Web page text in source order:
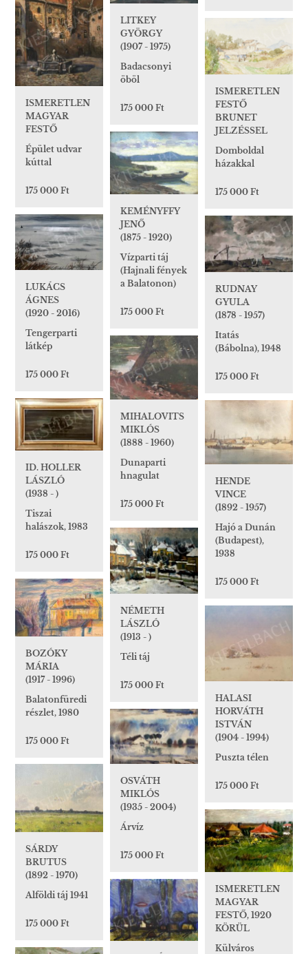
LITKEY
GYÖRGY
(1907 - 1975)
Badacsonyi
öböl
175 000 Ft
ISMERETLEN
MAGYAR
FESTŐ
Épület udvar
kúttal
175 000 Ft
ISMERETLEN
FESTŐ
BRUNET
JELZÉSSEL
Domboldal
házakkal
175 000 Ft
KEMÉNYFFY
JENŐ
(1875 - 1920)
Vízparti táj
(Hajnali fények
a Balatonon)
175 000 Ft
LUKÁCS
ÁGNES
(1920 - 2016)
Tengerparti
látkép
175 000 Ft
RUDNAY
GYULA
(1878 - 1957)
Itatás
(Bábolna), 1948
175 000 Ft
MIHALOVITS
MIKLÓS
(1888 - 1960)
Dunaparti
hnagulat
175 000 Ft
ID. HOLLER
LÁSZLÓ
(1938 - )
Tiszai
halászok, 1983
175 000 Ft
HENDE
VINCE
(1892 - 1957)
Hajó a Dunán
(Budapest),
1938
175 000 Ft
NÉMETH
LÁSZLÓ
(1913 - )
Téli táj
175 000 Ft
BOZÓKY
MÁRIA
(1917 - 1996)
Balatonfüredi
részlet, 1980
175 000 Ft
HALASI
HORVÁTH
ISTVÁN
(1904 - 1994)
Puszta télen
175 000 Ft
OSVÁTH
MIKLÓS
(1935 - 2004)
Árvíz
175 000 Ft
SÁRDY
BRUTUS
(1892 - 1970)
Alföldi táj 1941
175 000 Ft
ISMERETLEN
MAGYAR
FESTŐ, 1920
KÖRÜL
Külváros